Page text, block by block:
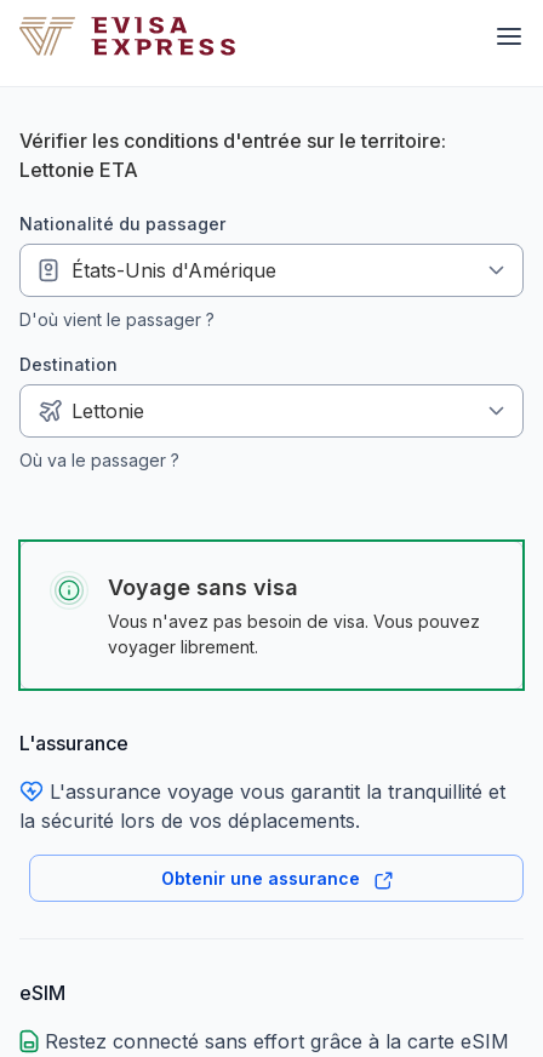
Vérifier les conditions d'entrée sur le territoire:
Lettonie ETA
nationalité du passager
D'où vient le passager ?
Destination
Où va le passager ?
Voyage sans visa
Vous n'avez pas besoin de visa. Vous pouvez
voyager librement.
L'assurance
L'assurance voyage vous garantit la tranquillité et
la sécurité lors de vos déplacements.
Obtenir une assurance
eSIM
Restez connecté sans effort grâce à la carte eSIM